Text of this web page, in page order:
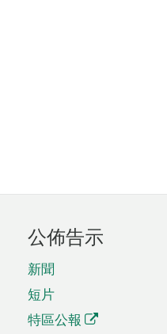
公佈告示
新聞
短片
特區公報